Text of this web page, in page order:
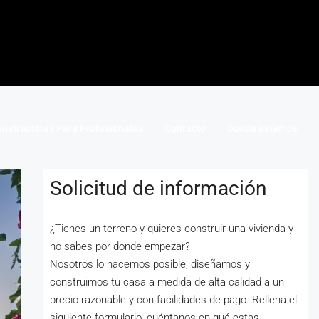
Solicitud de información
¿Tienes un terreno y quieres construir una vivienda y
no sabes por donde empezar?
Nosotros lo hacemos posible, diseñamos y
construimos tu casa a medida de alta calidad a un
precio razonable y con facilidades de pago. Rellena el